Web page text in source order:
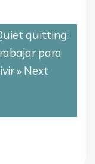
quitting:
para
» Next